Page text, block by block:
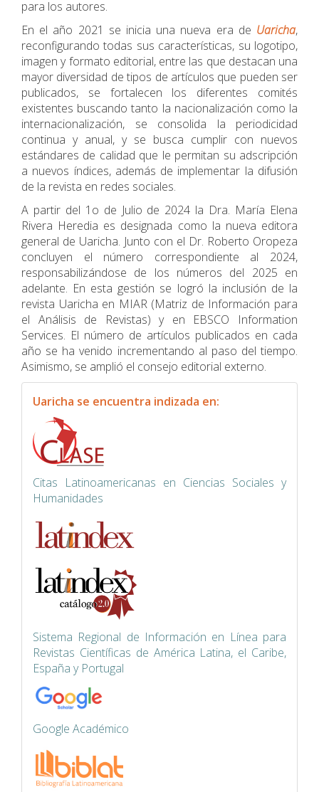
para los autores.
En el año 2021 se inicia una nueva era de Uaricha,
reconfigurando todas sus características, su logotipo,
imagen y formato editorial, entre las que destacan una
mayor diversidad de tipos de artículos que pueden ser
publicados, se fortalecen los diferentes comités
existentes buscando tanto la nacionalización como la
internacionalización, se consolida la periodicidad
continua y anual, y se busca cumplir con nuevos
estándares de calidad que le permitan su adscripción
a nuevos índices, además de implementar la difusión
de la revista en redes sociales.
A partir del 1o de Julio de 2024 la Dra. María Elena
Rivera Heredia es designada como la nueva editora
general de Uaricha. Junto con el Dr. Roberto Oropeza
concluyen el número correspondiente al 2024,
responsabilizándose de los números del 2025 en
adelante. En esta gestión se logró la inclusión de la
revista Uaricha en MIAR (Matriz de Información para
el Análisis de Revistas) y en EBSCO Information
Services. El número de artículos publicados en cada
año se ha venido incrementando al paso del tiempo.
Asimismo, se amplió el consejo editorial externo.
indexacion
Uaricha se encuentra indizada en:
Citas Latinoamericanas en Ciencias Sociales y
Humanidades
Sistema Regional de Información en Línea para
Revistas Científicas de América Latina, el Caribe,
España y Portugal
Google Académico